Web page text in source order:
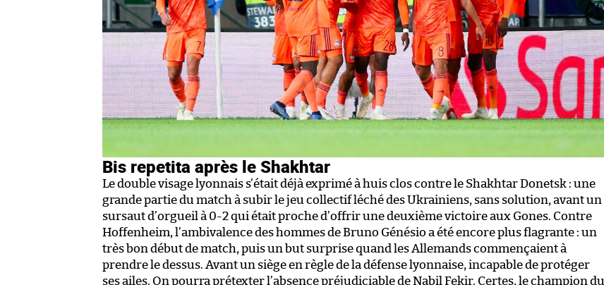
Bis repetita après le Shakhtar
Le double visage lyonnais s’était déjà exprimé à huis clos contre le Shakhtar Donetsk : une
grande partie du match à subir le jeu collectif léché des Ukrainiens, sans solution, avant un
sursaut d’orgueil à 0-2 qui était proche d’offrir une deuxième victoire aux Gones. Contre
Hoffenheim, l’ambivalence des hommes de Bruno Génésio a été encore plus flagrante : un
très bon début de match, puis un but surprise quand les Allemands commençaient à
prendre le dessus. Avant un siège en règle de la défense lyonnaise, incapable de protéger
ses ailes. On pourra prétexter l’absence préjudiciable de Nabil Fekir. Certes, le champion du